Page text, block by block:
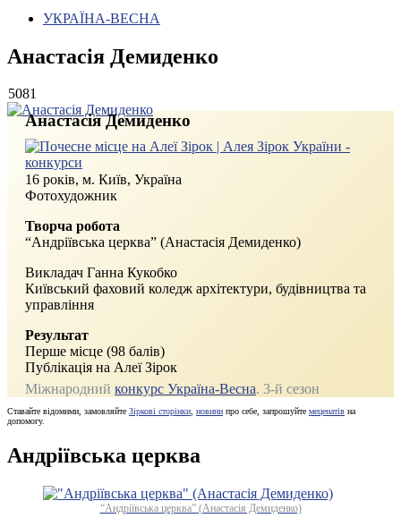
УКРАЇНА-ВЕСНА
Анастасія Демиденко
5081
Анастасія Демиденко
16 років, м. Київ, Україна
Фотохудожник
Творча робота
“Андріївська церква” (Анастасія Демиденко)
Викладач Ганна Кукобко
Київський фаховий коледж архітектури, будівництва та
управління
Результат
Перше місце (98 балів)
Публікація на Алеї Зірок
Міжнародний конкурс Україна-Весна. 3‑й сезон
Ставайте відомими, замовляйте Зіркові сторінки новини про себе, запрошуйте меценатів на
допомогу.
Андріївська церква
“Андріївська церква” (Анастасія Демиденко)